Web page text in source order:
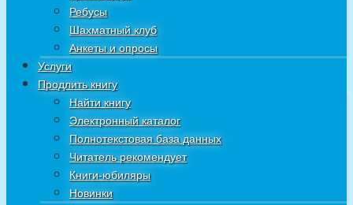
Ребусы
Шахматный клуб
Анкеты и опросы
Услуги
Продлить книгу
Найти книгу
Электронный каталог
Полнотекстовая база данных
Читатель рекомендует
Книги-юбиляры
Новинки